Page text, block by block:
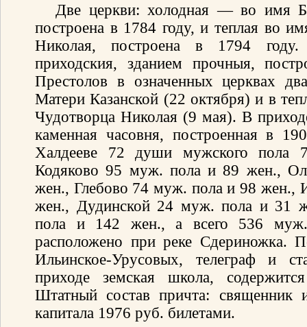
Две церкви: холодная — во имя
построена в 1784 году, и теплая во
Николая, построена в 1794
приходския, зданием прочныя,
Престолов в означенных церквах
Матери Казанской (22 октября) и в
Чудотворца Николая (9 мая). В
каменная часовня, построенная в
Халдееве 72 души мужского пола
Кодяково 95 муж. пола и 89 жен.,
жен., Глебово 74 муж. пола и 98 жен.,
жен., Дудинской 24 муж. пола и 31
пола и 142 жен., а всего 536
расположено при реке Сдериножка.
Ильинское-Урусовых, телеграф и
приходе земская школа,
Штатный состав причта: священник
капитала 1976 руб. билетами.